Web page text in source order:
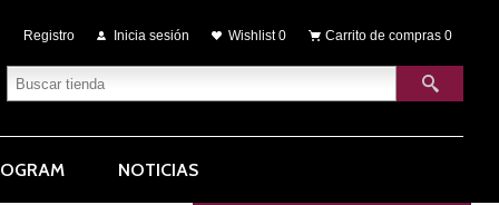
Registro Inicia sesión Wishlist 0 Carrito de compras 0
NOTICIAS